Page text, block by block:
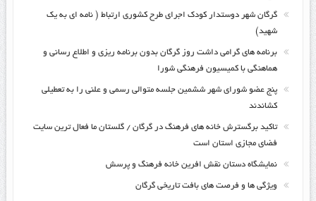
گرگان شهر دوستدار کودک اجرای طرح کشوری ارتباط ( نامه ای به یک
شهید)
برنامه های گرامی داشت روز گرگان بدون برنامه ریزی و اطلاع رسانی و
هماهنگی با کمیسیون فرهنگی شورا
پنج عضو شورای شهر ششمین جلسه متوالی رسمی و علنی را به تعطیلی
کشاندند
تاکید برگسترش خانه های فرهنگ در گرگان / گلستان ما فعال ترین سایت
فضای مجازی استان است
نمایشگاه دستان نقش افرین خانه فرهنگ و پرسش
ویژگی ها و فرصت های بافت تاریخی گرگان